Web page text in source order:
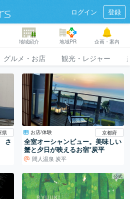
ログイン 登録
地域紹介 地域PR 企画・案内
グルメ・お店 観光・レジャー
県
さ
お店/体験 京都府
全室オーシャンビュー。美味しい
蟹と夕日が映えるお宿*炭平
間人温泉 炭平
公式